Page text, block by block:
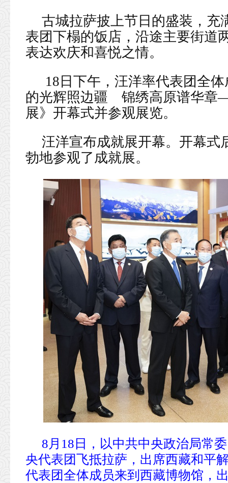
古城拉萨披上节日的盛装，充
表团下榻的饭店，沿途主要街道
表达欢庆和喜悦之情。
18日下午，汪洋率代表团全
的光辉照边疆 锦绣高原谱华章
展》开幕式并参观展览。
汪洋宣布成就展开幕。开幕式
勃地参观了成就展。
8月18日，以中共中央政治局常
央代表团飞抵拉萨，出席西藏和平
代表团全体成员来到西藏博物馆，